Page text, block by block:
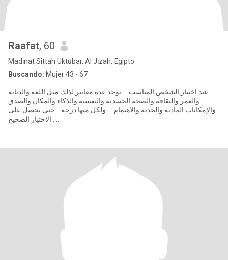
Raafat, 60
Madīnat Sittah Uktūbar, Al Jīzah, Egipto
Buscando: Mujer 43 - 67
عند اختيار الشخص المناسب ... توجد عدة معايير لذلك مثل اللغة والديانة
والعمر والثقافة والصحة الجسدية والنفسية والذكاء والمكان والصدق
والإمكانات المادية والجدية والاهتمام ... ولكل منها درجة .. حتى نحصل على